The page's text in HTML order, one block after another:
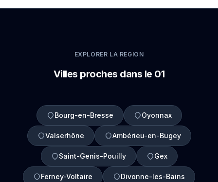
EXPLORER LA REGION
Villes proches dans le 01
Bourg-en-Bresse Oyonnax
Valserhône Ambérieu-en-Bugey
Saint-Genis-Pouilly Gex
Ferney-Voltaire Divonne-les-Bains